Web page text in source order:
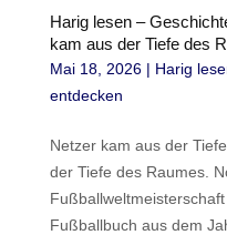
Harig lesen –
kam aus der Tiefe des
Mai 18, 2026| Harig
entdecken
Netzer kam aus der
der Tiefe des Raumes.
Fußballbuch aus dem